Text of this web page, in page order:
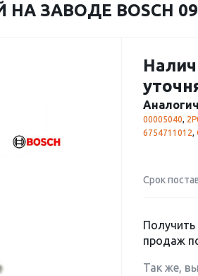
ЗАВОДЕ BOSCH
00005040,
6754711012,
Срок
продаж
Так же,